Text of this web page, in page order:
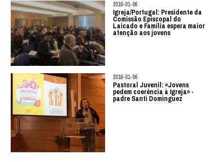
2018-01-06
Igreja/Portugal: Presidente da
Comissão Episcopal do
Laicado e Família espera maior
atenção aos jovens
2018-01-06
Pastoral Juvenil: «Jovens
pedem coerência à Igreja» -
padre Santi Dominguez